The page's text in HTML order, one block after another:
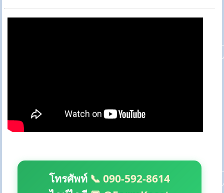
โทรศัพท์ 📞 090-592-8614